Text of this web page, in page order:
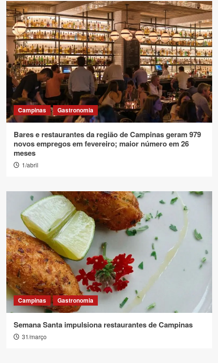
Campinas Gastronomia
Bares e restaurantes da região de Campinas geram 979
novos empregos em fevereiro; maior número em 26
meses
1/abril
Campinas Gastronomia
Semana Santa impulsiona restaurantes de Campinas
31/março